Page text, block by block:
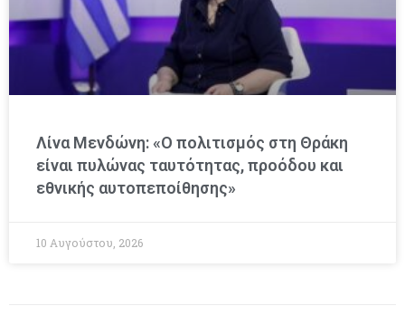
Λίνα Μενδώνη: «Ο πολιτισμός στη Θράκη
είναι πυλώνας ταυτότητας, προόδου και
εθνικής αυτοπεποίθησης»
10 Αυγούστου, 2026